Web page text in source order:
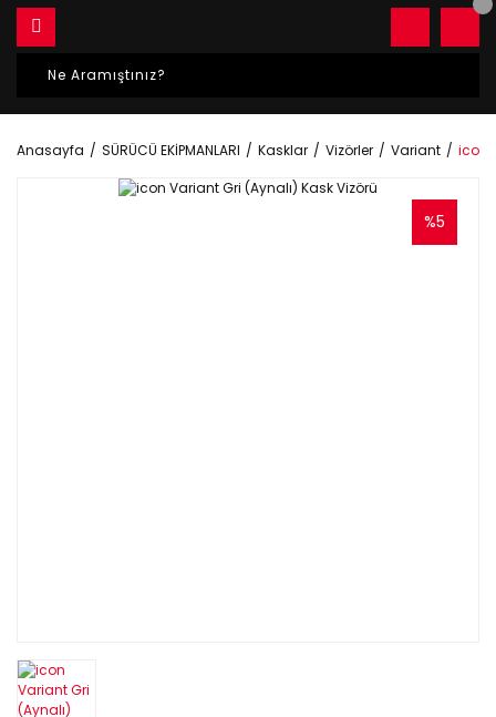
Anasayfa SÜRÜCÜ EKİPMANLARI Kasklar Vizörler Variant icon
%5